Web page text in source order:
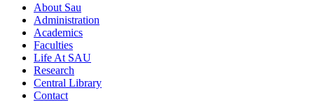
About Sau
Administration
Academics
Faculties
Life At SAU
Research
Central Library
Contact